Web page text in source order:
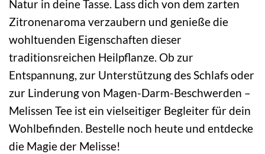
Natur in deine Tasse. Lass dich von dem zarten
Zitronenaroma verzaubern und genieße die
wohltuenden Eigenschaften dieser
traditionsreichen Heilpflanze. Ob zur
Entspannung, zur Unterstützung des Schlafs oder
zur Linderung von Magen-Darm-Beschwerden –
Melissen Tee ist ein vielseitiger Begleiter für dein
Wohlbefinden. Bestelle noch heute und entdecke
die Magie der Melisse!